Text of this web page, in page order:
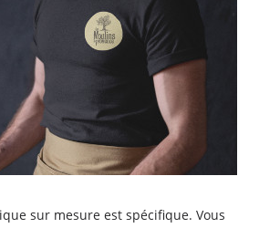
sur mesure est spécifique. Vous